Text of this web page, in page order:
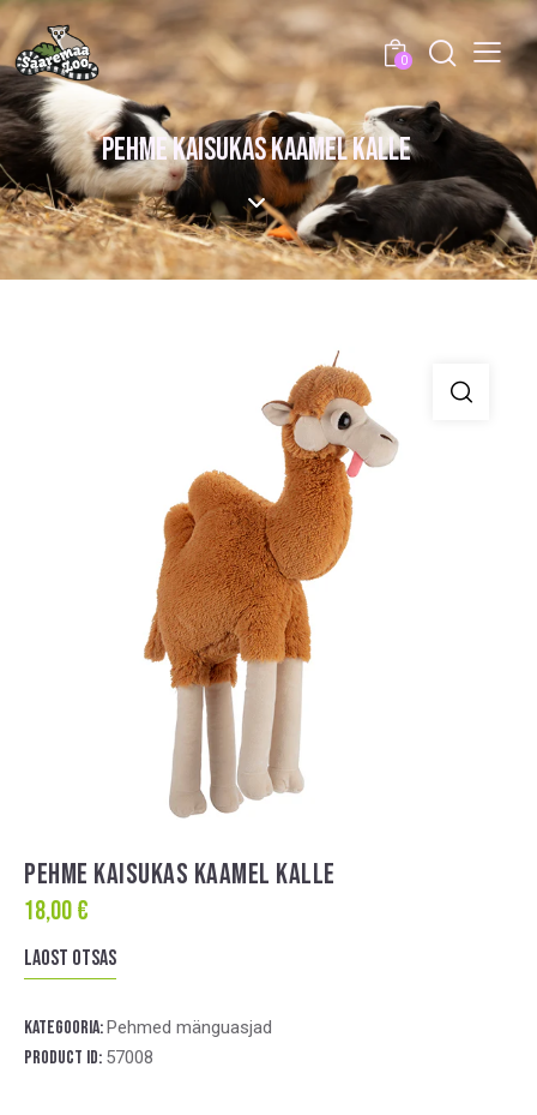
0
PEHME KAISUKAS KAAMEL KALLE
PEHME KAISUKAS KAAMEL KALLE
18,00€
Laost otsas
Kategooria:Pehmed mänguasjad
Product ID: 57008